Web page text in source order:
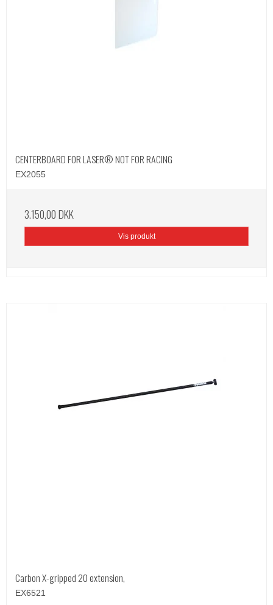
CENTERBOARD FOR LASER® NOT FOR RACING
EX2055
3.150,00 DKK
Vis produkt
Carbon X-gripped 20 extension,
EX6521